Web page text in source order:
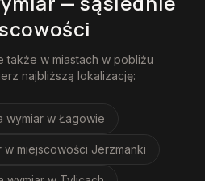
także w miastach w pobliżu
najbliższą lokalizację:
wymiar w Łagowie
w miejscowości Jerzmanki